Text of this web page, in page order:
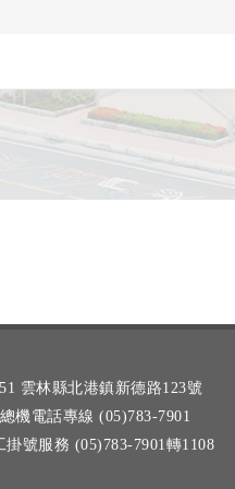
雲林縣北港鎮新德路123號
機電話專線 (05)783-7901
號服務 (05)783-7901轉1108